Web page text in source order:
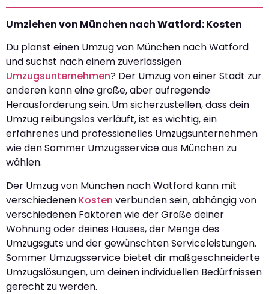
Umziehen von München nach Watford: Kosten
Du planst einen Umzug von München nach Watford
und suchst nach einem zuverlässigen
Umzugsunternehmen? Der Umzug von einer Stadt zur
anderen kann eine große, aber aufregende
Herausforderung sein. Um sicherzustellen, dass dein
Umzug reibungslos verläuft, ist es wichtig, ein
erfahrenes und professionelles Umzugsunternehmen
wie den Sommer Umzugsservice aus München zu
wählen.
Der Umzug von München nach Watford kann mit
verschiedenen Kosten verbunden sein, abhängig von
verschiedenen Faktoren wie der Größe deiner
Wohnung oder deines Hauses, der Menge des
Umzugsguts und der gewünschten Serviceleistungen.
Sommer Umzugsservice bietet dir maßgeschneiderte
Umzugslösungen, um deinen individuellen Bedürfnissen
gerecht zu werden.